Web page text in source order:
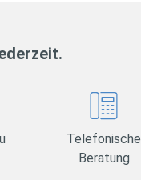
Telefonische
Beratung